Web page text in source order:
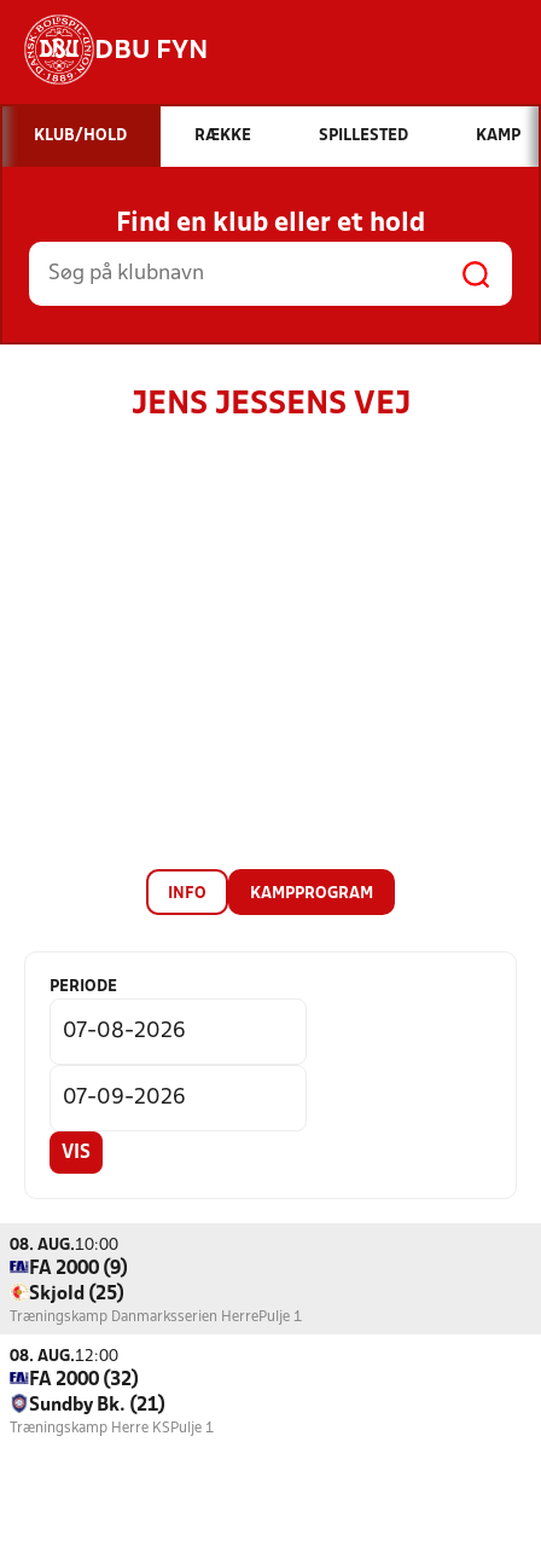
DBU FYN
Hvad vil du søge efter?
INDHOLD OG NYHEDER
STILLINGER, RESULTATER, KLUBBER OG
HOLD
KLUB/HOLD RÆKKE SPILLESTED KAMP
Find en klub eller et hold
JENS JESSENS VEJ
INFO KAMPPROGRAM
PERIODE
VIS
08. AUG.10:00
FA 2000 (9)
Skjold (25)
Træningskamp Danmarksserien HerrePulje 1
08. AUG.12:00
FA 2000 (32)
Sundby Bk. (21)
Træningskamp Herre KS Pulje 1